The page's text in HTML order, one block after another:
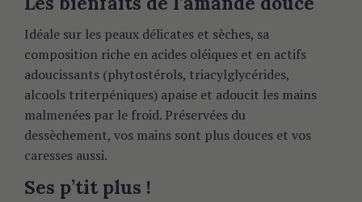
Idéale sur les peaux délicates et sèches, sa
composition riche en acides oléiques et en actifs
adoucissants (phytostérols, triacylglycérides,
alcools triterpéniques) apaise et adoucit les mains
malmenées par le froid. Préservées du
dessèchement, vos mains sont plus douces et vos
caresses aussi.
Ses p’tit plus !